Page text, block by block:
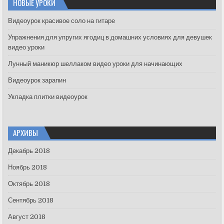
h
f
r
:
НОВЫЕ УРОКИ
Видеоурок красивое соло на гитаре
Упражнения для упругих ягодиц в домашних условиях для девушек
видео уроки
Лунный маникюр шеллаком видео уроки для начинающих
Видеоурок зарапин
Укладка плитки видеоурок
АРХИВЫ
Декабрь 2018
Ноябрь 2018
Октябрь 2018
Сентябрь 2018
Август 2018